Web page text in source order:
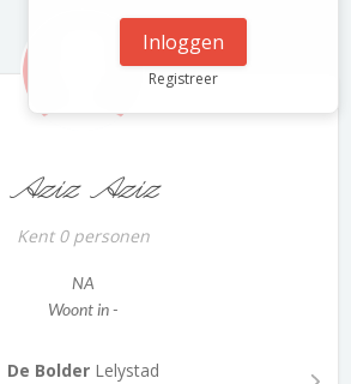
Inloggen
Registreer
Aziz Aziz
Kent 0 personen
NA
Woont in -
De BolderLelystad